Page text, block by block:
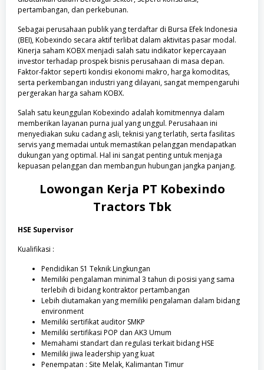
pertambangan, dan perkebunan.
Sebagai perusahaan publik yang terdaftar di Bursa Efek Indonesia
(BEI), Kobexindo secara aktif terlibat dalam aktivitas pasar modal.
Kinerja saham KOBX menjadi salah satu indikator kepercayaan
investor terhadap prospek bisnis perusahaan di masa depan.
Faktor-faktor seperti kondisi ekonomi makro, harga komoditas,
serta perkembangan industri yang dilayani, sangat mempengaruhi
pergerakan harga saham KOBX.
Salah satu keunggulan Kobexindo adalah komitmennya dalam
memberikan layanan purna jual yang unggul. Perusahaan ini
menyediakan suku cadang asli, teknisi yang terlatih, serta fasilitas
servis yang memadai untuk memastikan pelanggan mendapatkan
dukungan yang optimal. Hal ini sangat penting untuk menjaga
kepuasan pelanggan dan membangun hubungan jangka panjang.
Lowongan Kerja PT Kobexindo
Tractors Tbk
HSE Supervisor
Kualifikasi :
Pendidikan S1 Teknik Lingkungan
Memiliki pengalaman minimal 3 tahun di posisi yang sama
terlebih di bidang kontraktor pertambangan
Lebih diutamakan yang memiliki pengalaman dalam bidang
environment
Memiliki sertifikat auditor SMKP
Memiliki sertifikasi POP dan AK3 Umum
Memahami standart dan regulasi terkait bidang HSE
Memiliki jiwa leadership yang kuat
Penempatan : Site Melak, Kalimantan Timur